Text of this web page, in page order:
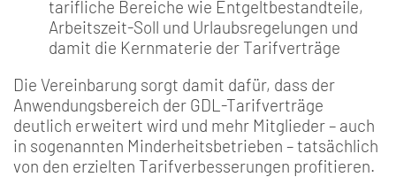
tarifliche Bereiche wie Entgeltbestandteile,
Arbeitszeit-Soll und Urlaubsregelungen und
damit die Kernmaterie der Tarifverträge
Die Vereinbarung sorgt damit dafür, dass der
Anwendungsbereich der GDL-Tarifverträge
deutlich erweitert wird und mehr Mitglieder – auch
in sogenannten Minderheitsbetrieben – tatsächlich
von den erzielten Tarifverbesserungen profitieren.